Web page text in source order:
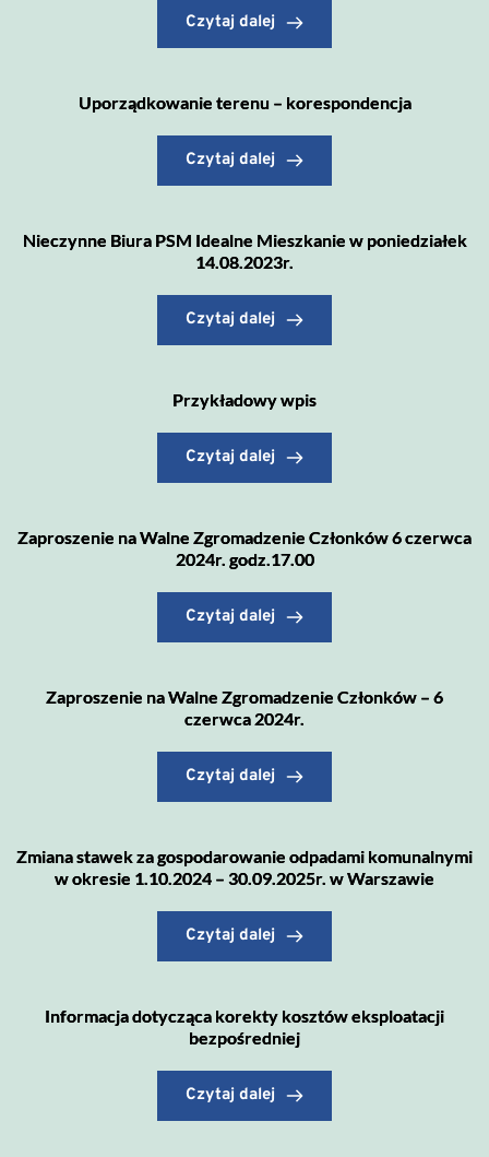
Czytaj dalej
Uporządkowanie terenu – korespondencja
Czytaj dalej
Nieczynne Biura PSM Idealne Mieszkanie w poniedziałek
14.08.2023r.
Czytaj dalej
Przykładowy wpis
Czytaj dalej
Zaproszenie na Walne Zgromadzenie Członków 6 czerwca
2024r. godz.17.00
Czytaj dalej
Zaproszenie na Walne Zgromadzenie Członków – 6
czerwca 2024r.
Czytaj dalej
Zmiana stawek za gospodarowanie odpadami komunalnymi
w okresie 1.10.2024 – 30.09.2025r. w Warszawie
Czytaj dalej
Informacja dotycząca korekty kosztów eksploatacji
bezpośredniej
Czytaj dalej